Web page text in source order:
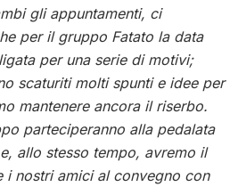
gli appuntamenti, ci
per il gruppo Fatato la data
per una serie di motivi;
scaturiti molti spunti e idee per
mantenere ancora il riserbo.
parteciperanno alla pedalata
allo stesso tempo, avremo il
i nostri amici al convegno con